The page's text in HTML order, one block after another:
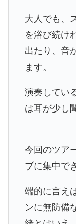
大人でも、
を浴び続け
出たり、音
ます。
演奏してい
は耳が少し
今回のツア
ブに集中で
端的に言え
ンに無防備